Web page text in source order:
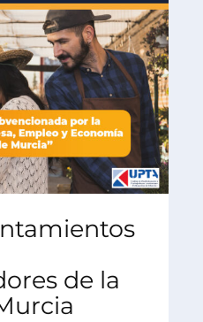
de la